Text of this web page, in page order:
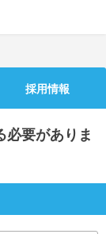
事・相談室など
講座をチェック
採用情報
必要がありま